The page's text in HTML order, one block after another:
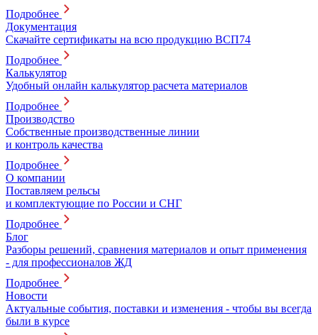
Подробнее
Документация
Скачайте сертификаты на всю продукцию ВСП74
Подробнее
Калькулятор
Удобный онлайн калькулятор расчета материалов
Подробнее
Производство
Собственные производственные линии
и контроль качества
Подробнее
О компании
Поставляем рельсы
и комплектующие по России и СНГ
Подробнее
Блог
Разборы решений, сравнения материалов и опыт применения
- для профессионалов ЖД
Подробнее
Новости
Актуальные события, поставки и изменения - чтобы вы всегда
были в курсе